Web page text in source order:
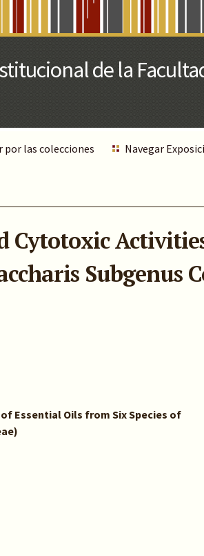
por las colecciones Navegar
Cytotoxic
Subgenus
Essential Oils from Six Species of